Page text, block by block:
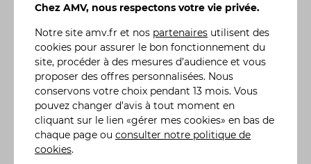
Questions fréquentes
Quelle est la puissance du moteur du
CFMOTO CFORCE 520 ?
Le CFMOTO CFORCE 520 est équipé d'un
moteur monocylindre de 495cm³, produisant
environ 34 chevaux. Ce moteur est
suffisamment puissant pour offrir une
expérience de conduite agréable, que ce soit
Chez AMV, nous respectons votre vie privée.
Notre site amv.fr et nos partenaires utilisent des
cookies pour assurer le bon fonctionnement du
site, procéder à des mesures d’audience et vous
proposer des offres personnalisées. Nous
conservons votre choix pendant 13 mois. Vous
pouvez changer d’avis à tout moment en
cliquant sur le lien «gérer mes cookies» en bas de
chaque page ou consulter notre politique de
cookies.